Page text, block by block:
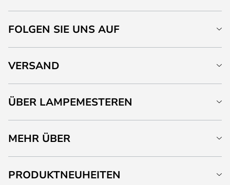
FOLGEN SIE UNS AUF
VERSAND
ÜBER LAMPEMESTEREN
MEHR ÜBER
PRODUKTNEUHEITEN